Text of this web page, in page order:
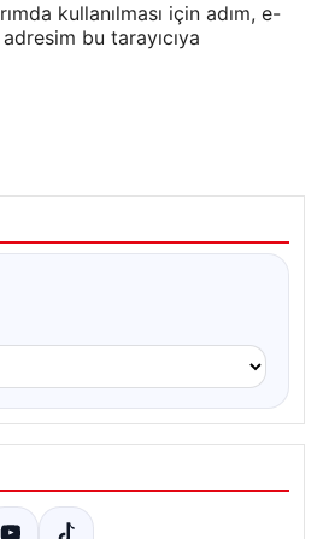
kullanılması için adım, e-
bu tarayıcıya